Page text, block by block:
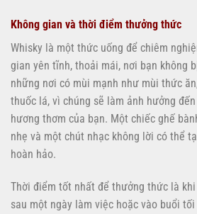
Không gian và thời điểm thưởng thức
Whisky là một thức uống để chiêm
gian yên tĩnh, thoải mái, nơi bạn không
những nơi có mùi mạnh như mùi thức
thuốc lá, vì chúng sẽ làm ảnh hưởng
hương thơm của bạn. Một chiếc ghế
nhẹ và một chút nhạc không lời có thể
hoàn hảo.
Thời điểm tốt nhất để thưởng thức là
sau một ngày làm việc hoặc vào buổi